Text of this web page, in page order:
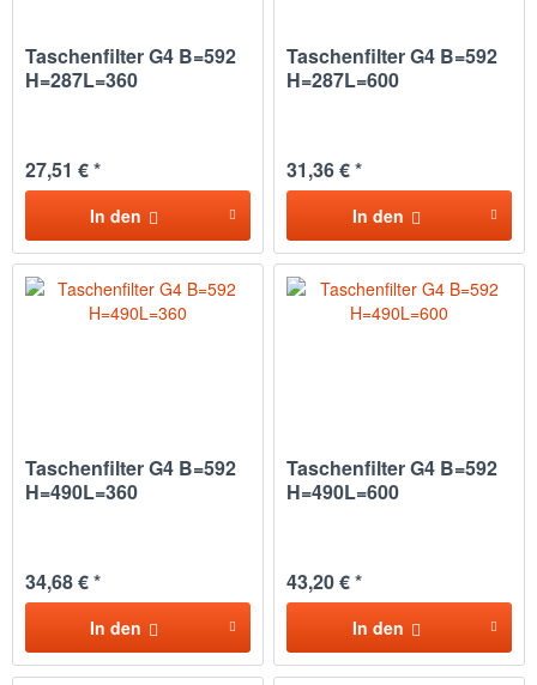
Taschenfilter G4 B=592
H=287L=360
27,51 € *
In den
Taschenfilter G4 B=592
H=287L=600
31,36 € *
In den
Taschenfilter G4 B=592
H=490L=360
34,68 € *
In den
Taschenfilter G4 B=592
H=490L=600
43,20 € *
In den